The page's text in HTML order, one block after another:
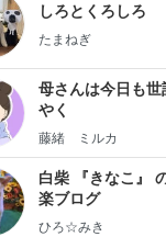
しろとくろしろ
たまねぎ
母さんは今日も世
やく
藤緒 ミルカ
白柴 『きなこ』
楽ブログ
ひろ☆みき